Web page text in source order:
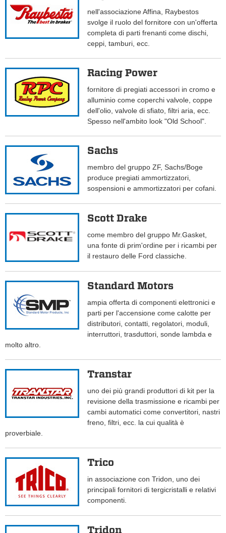
nell'associazione Affina, Raybestos
svolge il ruolo del fornitore con un'offerta
completa di parti frenanti come dischi,
ceppi, tamburi, ecc.
Racing Power
fornitore di pregiati accessori in cromo e
alluminio come coperchi valvole, coppe
dell'olio, valvole di sfiato, filtri aria, ecc.
Spesso nell'ambito look "Old School".
Sachs
membro del gruppo ZF, Sachs/Boge
produce pregiati ammortizzatori,
sospensioni e ammortizzatori per cofani.
Scott Drake
come membro del gruppo Mr.Gasket,
una fonte di prim'ordine per i ricambi per
il restauro delle Ford classiche.
Standard Motors
ampia offerta di componenti elettronici e
parti per l'accensione come calotte per
distributori, contatti, regolatori, moduli,
interruttori, trasduttori, sonde lambda e
molto altro.
Transtar
uno dei più grandi produttori di kit per la
revisione della trasmissione e ricambi per
cambi automatici come convertitori, nastri
freno, filtri, ecc. la cui qualità è
proverbiale.
Trico
in associazione con Tridon, uno dei
principali fornitori di tergicristalli e relativi
componenti.
Tridon